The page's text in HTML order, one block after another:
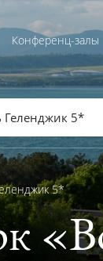
Конференц-залы
Геленджик 5*
5*